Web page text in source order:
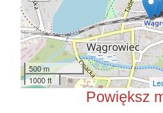
500 m
1000 ft
Powiększ